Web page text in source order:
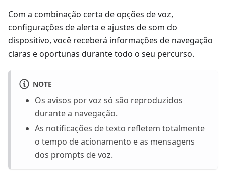
Com a combinação certa de opções de voz,
configurações de alerta e ajustes de som do
dispositivo, você receberá informações de navegação
claras e oportunas durante todo o seu percurso.
NOTE
Os avisos por voz só são reproduzidos
durante a navegação.
As notificações de texto refletem totalmente
o tempo de acionamento e as mensagens
dos prompts de voz.